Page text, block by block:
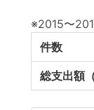
※2015〜
件数
総支出額